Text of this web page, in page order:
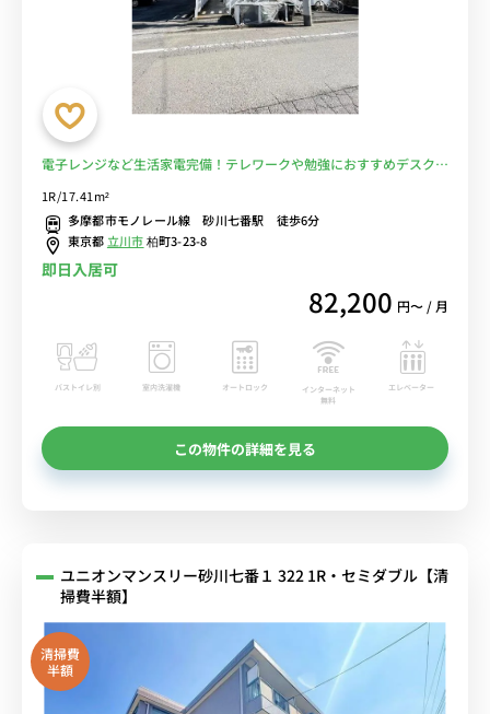
電子レンジなど生活家電完備！テレワークや勉強におすすめデスク・
乗換なしでアクセス■選べるWi-Fi格安レンタル中！
1R/17.41m²
多摩都市モノレール線 砂川七番駅 徒歩6分
東京都 立川市柏町3-23-8
即日入居可
82,200 円〜 / 月
バストイレ別 室内洗濯機 オートロック
インターネット
無料
エレベーター
この物件の詳細を見る
ユニオンマンスリー砂川七番１ 322 1R・セミダブル【清
掃費半額】
清掃費
半額